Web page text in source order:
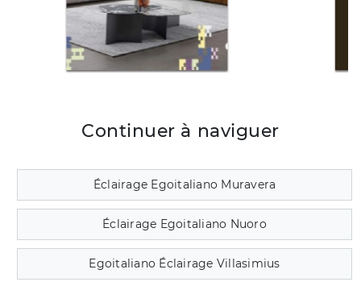
Continuer à naviguer
Éclairage Egoitaliano Muravera
Éclairage Egoitaliano Nuoro
Egoitaliano Éclairage Villasimius